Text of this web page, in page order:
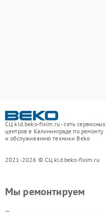
СЦ kld.beko-fixim.ru - сеть сервисных
центров в Калининграде по ремонту
и обслуживанию техники Beko
2021-2026 © СЦ kld.beko-fixim.ru
Мы ремонтируем